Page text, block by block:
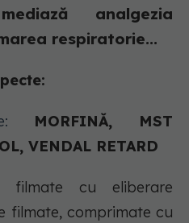
analgezia
respiratorie...
MORFINĂ, MST
VENDAL RETARD
filmate cu eliberare
filmate, comprimate cu